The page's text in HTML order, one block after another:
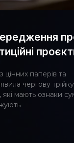
цінних паперів та
чергову трійку
мають ознаки